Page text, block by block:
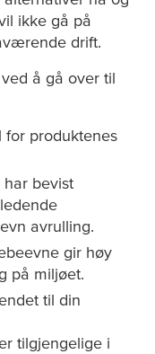
ikke gå på
drift.
å gå over til
for produktenes
bevist
avrulling.
gir høy
på miljøet.
til din
tilgjengelige i